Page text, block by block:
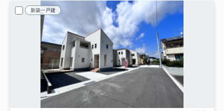
新築一戸建